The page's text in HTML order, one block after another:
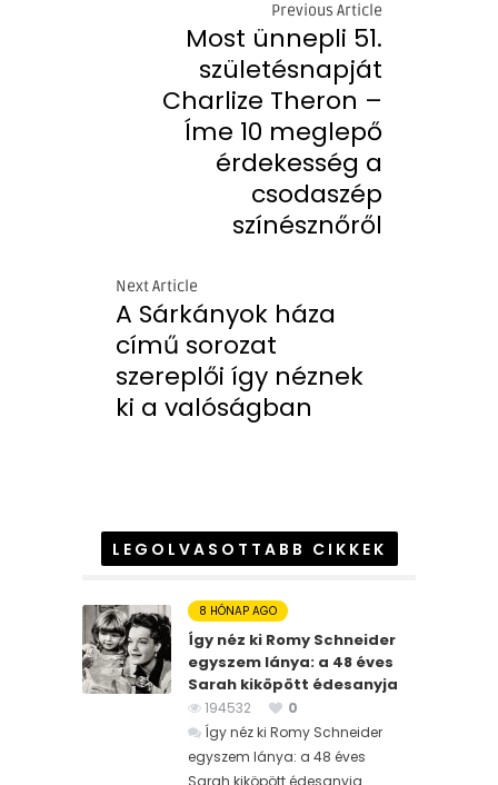
Previous Article
Most ünnepli 51.
születésnapját
Charlize Theron –
Íme 10 meglepő
érdekesség a
csodaszép
színésznőről
Next Article
A Sárkányok háza
című sorozat
szereplői így néznek
ki a valóságban
LEGOLVASOTTABB CIKKEK
8 HÓNAP AGO
Így néz ki Romy Schneider
egyszem lánya: a 48 éves
Sarah kiköpött édesanyja
194532
0
Így néz ki Romy Schneider
egyszem lánya: a 48 éves